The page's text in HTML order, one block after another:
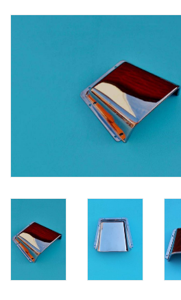
Rvs Accessoires
Rvs Staalkabel spanner
Staalkabel met coating